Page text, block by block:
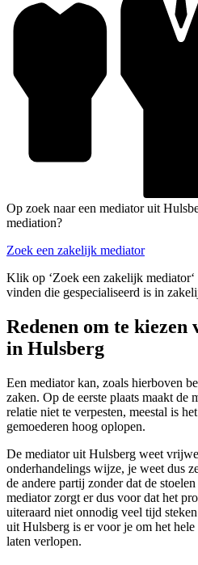
Op zoek naar een mediator uit
mediation?
Zoek een zakelijk mediator
Klik op ‘Zoek een zakelijk mediator‘
vinden die gespecialiseerd is in
Redenen om te kiezen
in Hulsberg
Een mediator kan, zoals hierboven
zaken. Op de eerste plaats maakt de
relatie niet te verpesten, meestal is
gemoederen hoog oplopen.
De mediator uit Hulsberg weet
onderhandelings wijze, je weet dus
de andere partij zonder dat de
mediator zorgt er dus voor dat het
uiteraard niet onnodig veel tijd
uit Hulsberg is er voor je om het
laten verlopen.